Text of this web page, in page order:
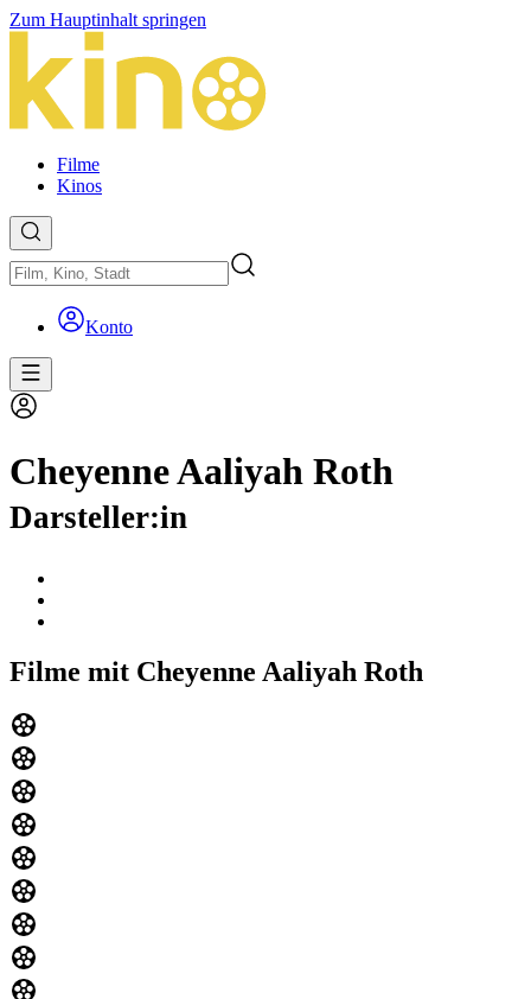
Zum Hauptinhalt springen
Filme
Kinos
Konto
Cheyenne Aaliyah Roth
Darsteller:in
Filme mit Cheyenne Aaliyah Roth